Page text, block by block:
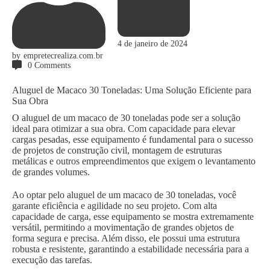
by empretecrealiza.com.br
4 de janeiro de 2024
0 Comments
Aluguel de Macaco 30 Toneladas: Uma Solução Eficiente para
Sua Obra
O aluguel de um macaco de 30 toneladas pode ser a solução
ideal para otimizar a sua obra. Com capacidade para elevar
cargas pesadas, esse equipamento é fundamental para o sucesso
de projetos de construção civil, montagem de estruturas
metálicas e outros empreendimentos que exigem o levantamento
de grandes volumes.
Ao optar pelo aluguel de um macaco de 30 toneladas, você
garante eficiência e agilidade no seu projeto. Com alta
capacidade de carga, esse equipamento se mostra extremamente
versátil, permitindo a movimentação de grandes objetos de
forma segura e precisa. Além disso, ele possui uma estrutura
robusta e resistente, garantindo a estabilidade necessária para a
execução das tarefas.